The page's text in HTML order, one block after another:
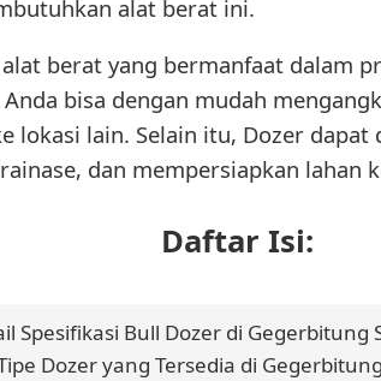
alat berat ini.
berat yang bermanfaat dalam
bisa dengan mudah
lokasi lain. Selain itu, Dozer
dan mempersiapkan lahan
Daftar Isi:
Spesifikasi Bull Dozer di Gegerbitung
Dozer yang Tersedia di